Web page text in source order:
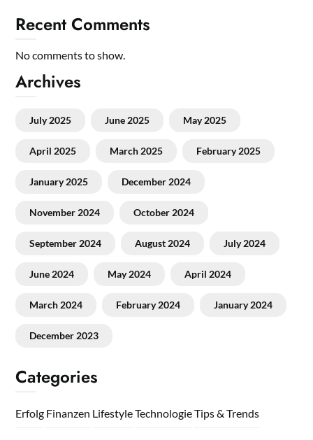
Recent Comments
No comments to show.
Archives
July 2025 June 2025 May 2025
April 2025 March 2025 February 2025
January 2025 December 2024
November 2024 October 2024
September 2024 August 2024 July 2024
June 2024 May 2024 April 2024
March 2024 February 2024 January 2024
December 2023
Categories
Erfolg Finanzen LifestyleTechnologieTips & Trends